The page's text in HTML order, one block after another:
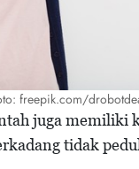
freepik.com/
juga memiliki
tidak